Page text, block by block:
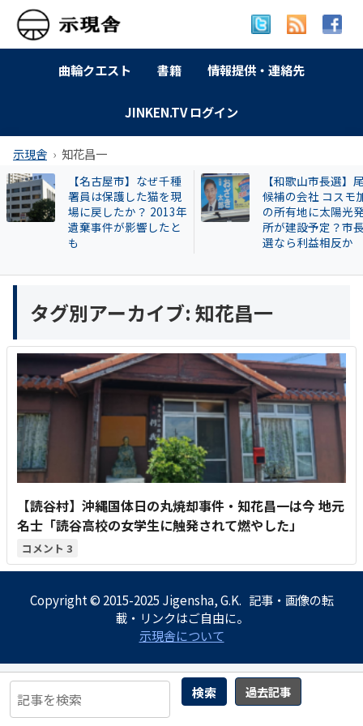
曲輪クエスト 書籍 情報提供・連絡先
JINKEN.TV ログイン
示現舎 知花昌一
【名古屋市】なぜ千種
署員は保護した猫を現
場に戻したか？ 2013年
遺棄事件が影響したと
も
【和歌山市長選】
候補の会社 コスモ
の所有地に太陽光
所が建設予定？市
選なら利益相反か
検索 過去記事
タグ別アーカイブ: 知花昌一
【読谷村】沖縄国体日の丸焼却事件・知花昌一は今 地元
名士「読谷高校の女学生に触発されて燃やした」
3
Copyright © 2015-2025 Jigensha, G.K. 記事・画像の転
載・リンクはご自由に。
示現舎について